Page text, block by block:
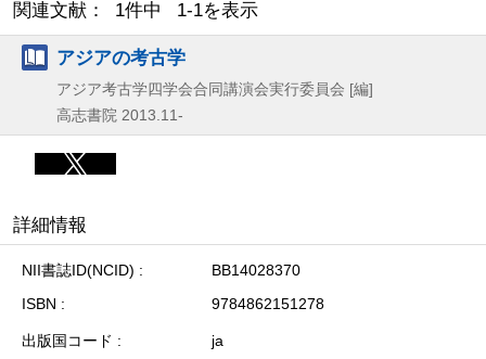
関連文献： 1件中 1-1を表示
アジアの考古学
アジア考古学四学会合同講演会実行委員会 [編]
高志書院 2013.11-
詳細情報
NII書誌ID(NCID)
BB14028370
ISBN
9784862151278
出版国コード
ja